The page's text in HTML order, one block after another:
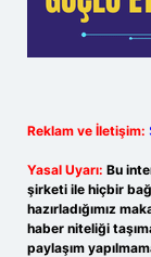
Reklam ve İletişim:
Yasal Uyarı: Bu
şirketi ile hiçbir
hazırladığımız
haber niteliği
paylaşım